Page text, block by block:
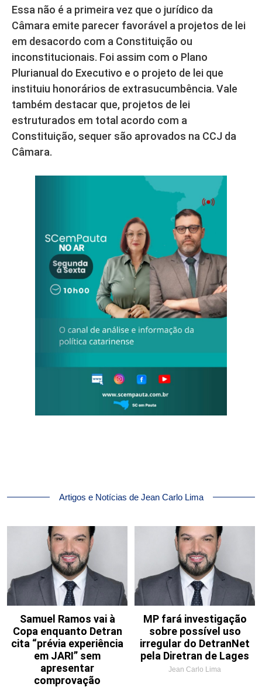
Essa não é a primeira vez que o jurídico da
Câmara emite parecer favorável a projetos de lei
em desacordo com a Constituição ou
inconstitucionais. Foi assim com o Plano
Plurianual do Executivo e o projeto de lei que
instituiu honorários de extrasucumbência. Vale
também destacar que, projetos de lei
estruturados em total acordo com a
Constituição, sequer são aprovados na CCJ da
Câmara.
Artigos e Notícias de Jean Carlo Lima
Samuel Ramos vai à
Copa enquanto Detran
cita “prévia experiência
em JARI” sem
apresentar
comprovação
MP fará investigação
sobre possível uso
irregular do DetranNet
pela Diretran de Lages
Jean Carlo Lima